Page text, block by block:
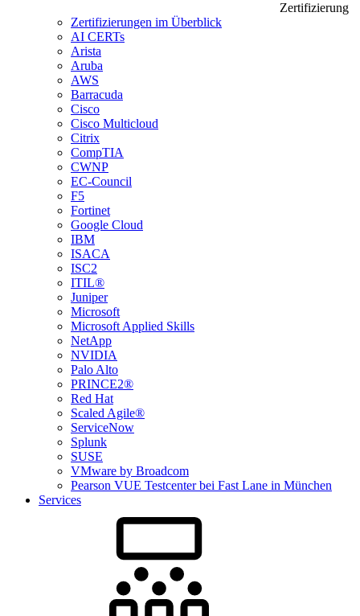
Zertifizierung
Zertifizierungen im Überblick
AI CERTs
Arista
Aruba
AWS
Barracuda
Cisco
Cisco Multicloud
Citrix
CompTIA
CWNP
EC-Council
F5
Fortinet
Google Cloud
IBM
ISACA
ISC2
ITIL®
Juniper
Microsoft
Microsoft Applied Skills
NetApp
NVIDIA
Palo Alto
PRINCE2®
Red Hat
Scaled Agile®
ServiceNow
Splunk
SUSE
VMware by Broadcom
Pearson VUE Testcenter bei Fast Lane in München
Services